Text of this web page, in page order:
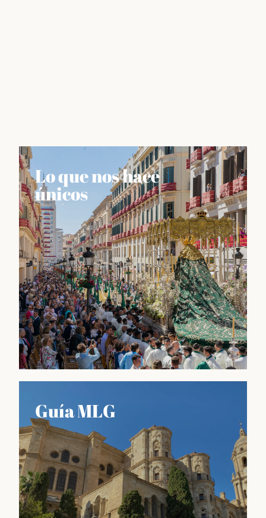
Lo que nos hace
únicos
Información sobre las fiestas más importantes del
calendario malagueño, como la Feria de Agosto o la
Semana Santa, así como también sobre las
tradiciones culinarias, artesanales y culturales que
hacen de esta región un lugar único en España.
Descubrir
Guía MLG